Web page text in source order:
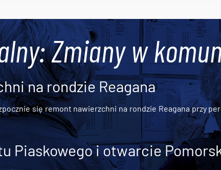
Zmiany w
na rondzie Reagana
się remont nawierzchni na rondzie Reagana przy
Piaskowego i otwarcie